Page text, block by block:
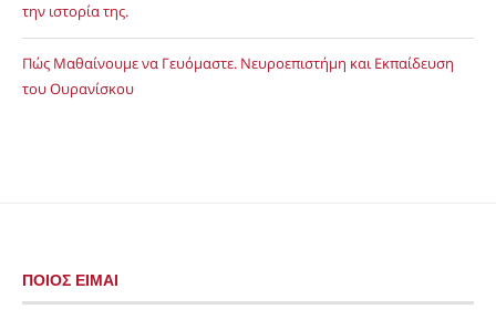
την ιστορία της.
Πώς Μαθαίνουμε να Γευόμαστε. Νευροεπιστήμη και Εκπαίδευση
του Ουρανίσκου
ΠΟΙΟΣ ΕΙΜΑΙ